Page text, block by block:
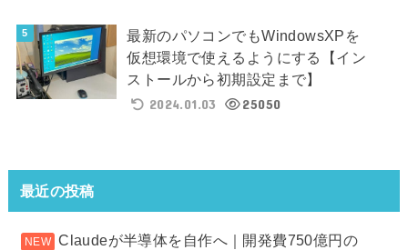
最新のパソコンでもWindowsXPを
仮想環境で使えるようにする【イン
ストールから初期設定まで】
2024.01.03
25050
最近の投稿
Claudeが半導体を自作へ｜開発費750億円の